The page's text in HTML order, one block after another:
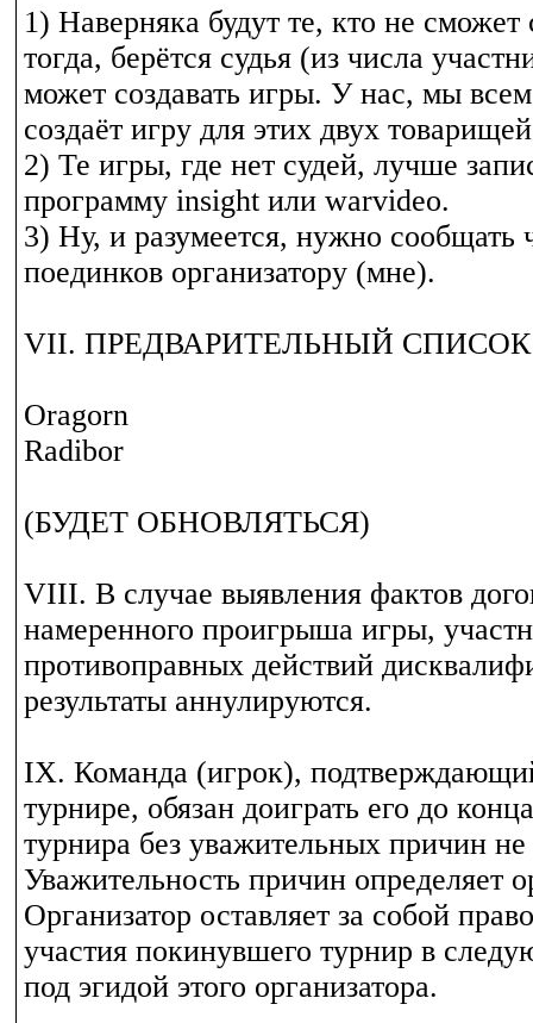
1) Наверняка будут те, кто не сможет
тогда, берётся судья (из числа
может создавать игры. У нас, мы
создаёт игру для этих двух
2) Те игры, где нет судей, лучше
программу insight или warvideo.
3) Ну, и разумеется, нужно сообщать
поединков организатору (мне).
VII. ПРЕДВАРИТЕЛЬНЫЙ
Oragorn
Radibor
(БУДЕТ ОБНОВЛЯТЬСЯ)
VIII. В случае выявления фактов
намеренного проигрыша игры,
противоправных действий
результаты аннулируются.
IX. Команда (игрок),
турнире, обязан доиграть его до
турнира без уважительных причин не
Уважительность причин определяет
Организатор оставляет за собой
участия покинувшего турнир в
под эгидой этого организатора.